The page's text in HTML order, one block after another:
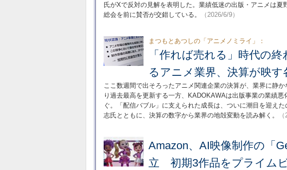
氏がXで反対の見解を表明した。業績低迷の出版・アニメは夏
総会を前に賛否が交錯している。
（2026/6/9）
まつもとあつしの「アニメノミライ」：
「作れば売れる」時代の
るアニメ業界、決算が映す
ここ数週間で出そろったアニメ関連企業の決算が、業界に静
り過去最高を更新する一方、KADOKAWAは出版事業の業績
ぐ。「配信バブル」に支えられた成長は、ついに潮目を迎え
志氏とともに、決算の数字から業界の地殻変動を読み解く。
Amazon、AI映像制作の「
立 初期3作品をプライム